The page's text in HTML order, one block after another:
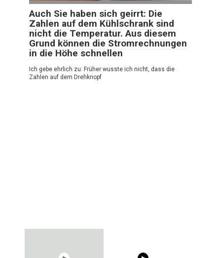
Auch Sie haben sich geirrt: Die
Zahlen auf dem Kühlschrank sind
nicht die Temperatur. Aus diesem
Grund können die Stromrechnungen
in die Höhe schnellen
Ich gebe ehrlich zu: Früher wusste ich nicht, dass die
Zahlen auf dem Drehknopf